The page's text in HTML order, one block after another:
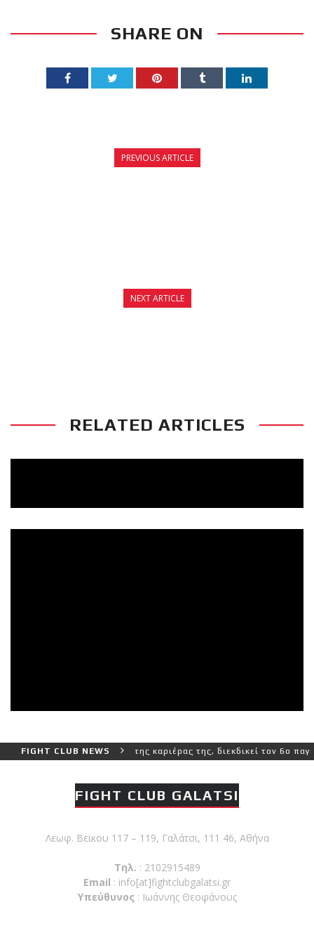
SHARE ON
PREVIOUS ARTICLE
NEXT ARTICLE
RELATED ARTICLES
FIGHT CLUB NEWS
πιο δύσκολο αγώνα της καριέρας της, διεκδικεί τον 6ο
FIGHT CLUB GALATSI
Λεωφ. Βεϊκου 117 – 119, Γαλάτσι, 111 46, Αθήνα
Τηλ. : 2102915489
Email : info[at]fightclubgalatsi.gr
Υπεύθυνος : Ιωάννης Θεοφάνους